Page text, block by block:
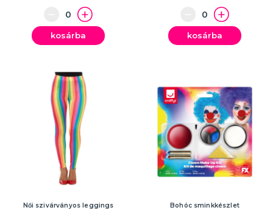
kosárba kosárba
Női szivárványos leggings Bohóc sminkkészlet